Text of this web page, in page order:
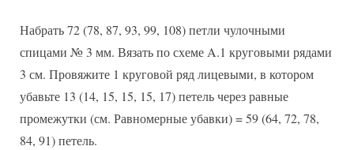
Набрать 72 (78, 87, 93, 99, 108) петли чулочными
спицами № 3 мм. Вязать по схеме A.1 круговыми рядами
3 см. Провяжите 1 круговой ряд лицевыми, в котором
убавьте 13 (14, 15, 15, 15, 17) петель через равные
промежутки (см. Равномерные убавки) = 59 (64, 72, 78,
84, 91) петель.